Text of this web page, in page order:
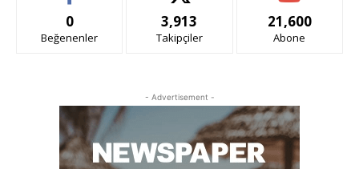
0
Beğenenler
3,913
Takipçiler
21,600
Abone
- Advertisement -